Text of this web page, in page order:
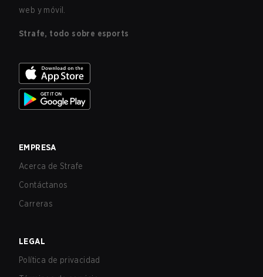
web y móvil.
Strafe, todo sobre esports
EMPRESA
Acerca de Strafe
Contáctanos
Carreras
LEGAL
Política de privacidad